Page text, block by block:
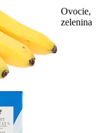
Ovocie,
zelenina